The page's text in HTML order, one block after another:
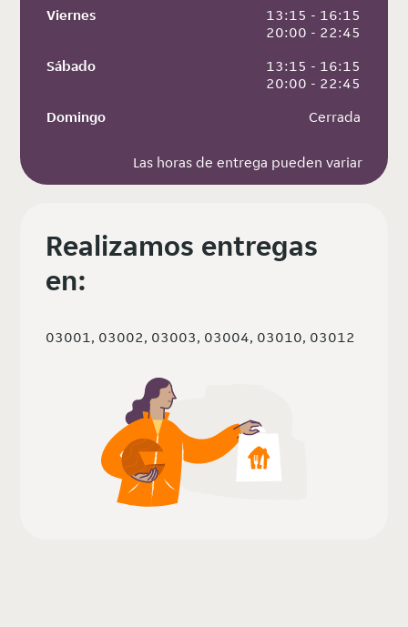
Viernes
13:15 - 16:15
20:00 - 22:45
Sábado
13:15 - 16:15
20:00 - 22:45
Domingo
Cerrada
Las horas de entrega pueden variar
Realizamos entregas
en:
03001, 03002, 03003, 03004, 03010, 03012